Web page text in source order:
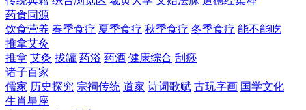
药食同源
饮食营养 春季食疗 夏季食疗 秋季食疗 冬季食疗 能不能吃
推拿艾灸
推拿 艾灸 拔罐 药浴 药酒 健康综合 刮痧
诸子百家
儒家 历史探究 宗祠传统 道家 诗词歌赋 古玩字画 国学文化
生肖星座